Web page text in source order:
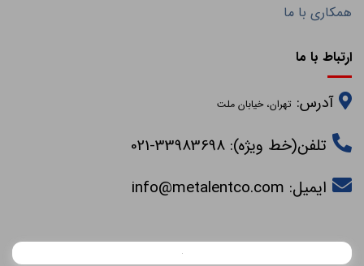
همکاری با ما
ارتباط با ما
آدرس:تهران، خیابان ملت
تلفن(خط ویژه): 33983698-021
ایمیل:info@metalentco.com